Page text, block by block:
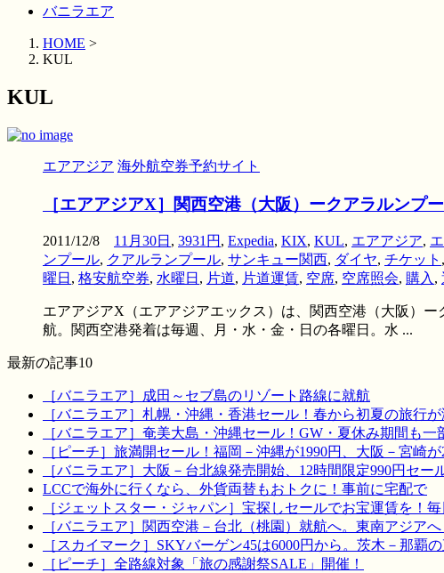
バニラエア
HOME >
KUL
KUL
エアアジア 海外航空券予約サイト
［エアアジアX］関西空港（大阪）ークアラルンプ
2011/12/8 11月30日 , 3931円 , Expedia, KIX, KUL, エアアジア,
ンプール, クアルランプール, サンキュー関西, ダイヤ, チケット ,
曜日 , 格安航空券, 水曜日 , 片道, 片道運賃, 空席, 空席照会, 購入 ,
エアアジアX（エアアジアエックス）は、関西空港（大阪）
航。関西空港発着は毎週、月・水・金・日の各曜日。水 ...
最新の記事10
［バニラエア］成田～セブ島のリゾート路線に就航
［バニラエア］札幌・沖縄・香港セール！春から初夏の旅行が
［バニラエア］奄美大島・沖縄セール！GW・夏休み期間も一
［ピーチ］旅満開セール！福岡－沖縄が1990円、大阪－宮崎
［バニラエア］大阪－台北線発売開始、12時間限定990円セー
LCCで海外に行くなら、外貨両替もおトクに！事前に宅配で
［ジェットスター・ジャパン］宝探しセールでお宝運賃を！
［バニラエア］関西空港－台北（桃園）就航へ。東南アジアへ
［スカイマーク］SKYバーゲン45は6000円から。茨木－那覇
［ピーチ］全路線対象「旅の感謝祭SALE」開催！